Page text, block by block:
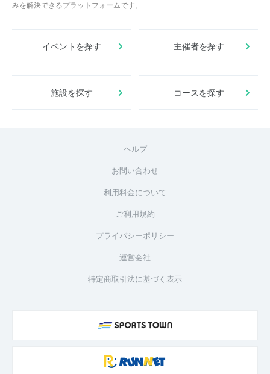
みを解決できるプラットフォームです。
イベントを探す 主催者を探す
施設を探す コースを探す
ヘルプ
お問い合わせ
利用料金について
ご利用規約
プライバシーポリシー
運営会社
特定商取引法に基づく表示